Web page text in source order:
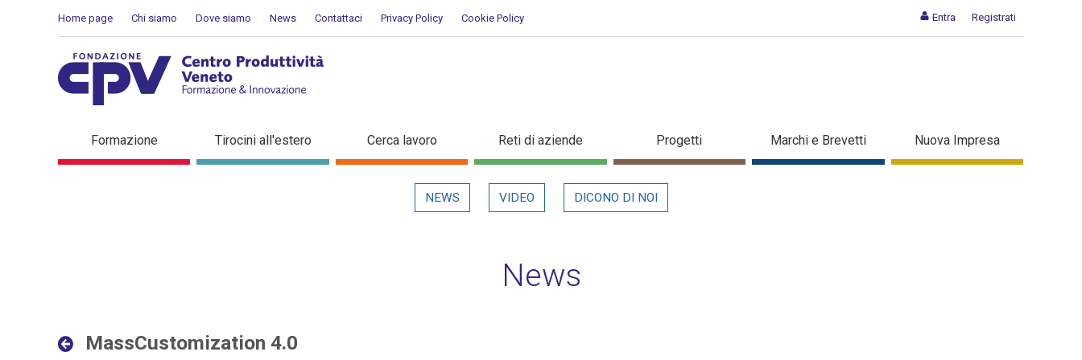
Entra Registrati
Home page Chi siamo Dove siamo News Contattaci Privacy Policy Cookie Policy
MassCustomization 4.0 - Dettaglio in evidenza
Formazione Tirocini all'estero Cerca lavoro Reti di aziende Progetti Marchi e Brevetti Nuova Impresa
NEWS VIDEO DICONO DI NOI
News
MassCustomization 4.0